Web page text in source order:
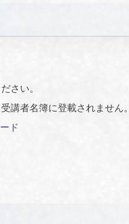
さい。
講者名簿に登載されません。
ド